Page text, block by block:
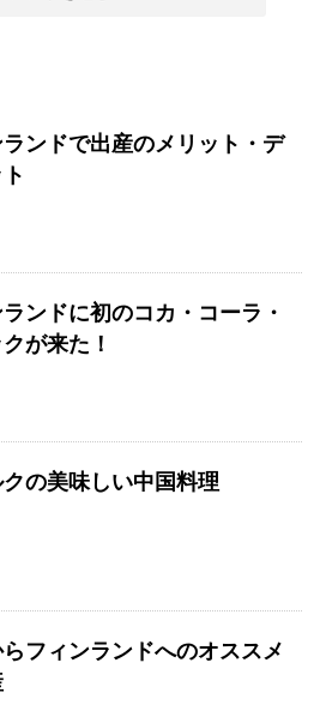
ランドで出産のメリット・デ
ンドに初のコカ・コーラ・
クが来た！
クの美味しい中国料理
らフィンランドへのオススメ